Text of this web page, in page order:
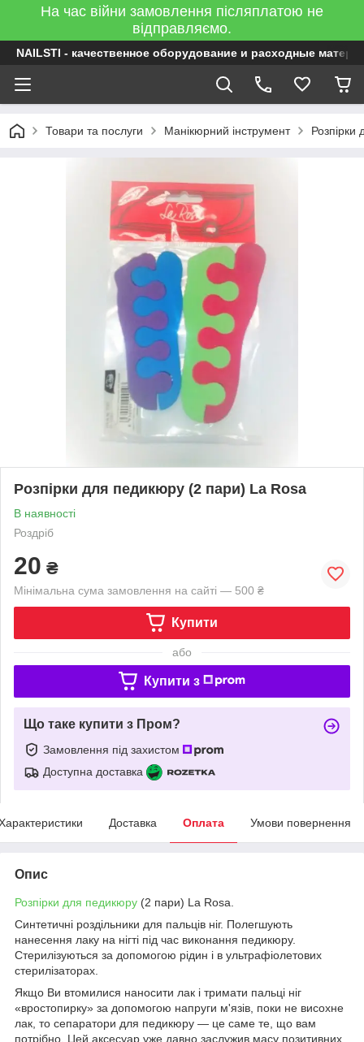
На час війни замовлення післяплатою не
відправляємо.
NAILSTI - качественное оборудование и расходные
Товари та послуги Манікюрний інструмент Розпірки
Розпірки для педикюру (2 пари) La Rosa
В наявності
Роздріб
20 ₴
Мінімальна сума замовлення на сайті — 500 ₴
Купити
або
Купити з
Що таке купити з Пром?
Замовлення під захистом
Доступна доставка
Доставка Оплата Умови повернення
Опис
Розпірки для педикюру (2 пари) La Rosa.
Синтетичні роздільники для пальців ніг. Полегшують
нанесення лаку на нігті під час виконання педикюру.
Стерилізуються за допомогою рідин і в ультрафіолетових
стерилізаторах.
Якщо Ви втомилися наносити лак і тримати пальці ніг
«вростопирку» за допомогою напруги м'язів, поки не висохне
лак, то сепаратори для педикюру — це саме те, що вам
потрібно. Цей аксесуар уже давно заслужив масу позитивних